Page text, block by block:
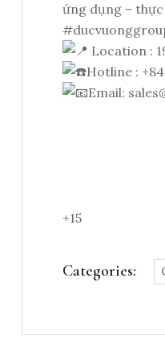
ứng dụng –
Location :
Hotline : +84
Email:
+15
Categories: